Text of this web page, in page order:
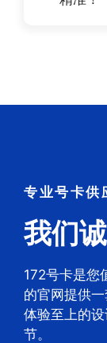
专业号卡供
我们
172号卡是您
的官网提供
体验至上的
节。